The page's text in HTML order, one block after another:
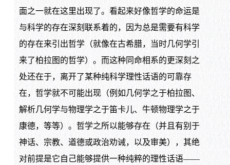
面之一就在这里出现了。看起来好像哲学的命运是
与科学的存在深刻联系着的，因为总是需要有科学
的存在来引出哲学（就像在古希腊，当时几何学引
来了柏拉图的哲学）。而这种同命相系的更深刻之
处还在于，离开了某种纯科学理性话语的可靠存
在，哲学就不可能出现（例如几何学之于柏拉图、
解析几何学与物理学之于笛卡儿、牛顿物理学之于
康德，等等）。哲学之所以能够存在（并且有别于
神话、宗教、道德或政治劝诫，以及审美），其绝
对前提是它自己能够提供一种纯粹的理性话语——